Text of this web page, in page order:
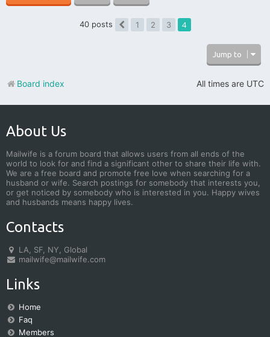
40 posts
1 2 3 4
Jump to
All times are UTC
Board index
About Us
Mailwife is a forum board that allows users from all ends of the
world to look for and find a significant other to share their life with.
We are a free board and promote free love when searching for a
husband or wife. Search postings for somebody that interests you,
or get noticed by somebody who is interested in you. Happy wives
and husbands means happy lives.
Contacts
LA, SF, NY, Global
mailwife@mailwife.com
Links
Home
Faq
Members